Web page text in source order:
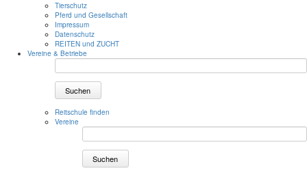
Tierschutz
Pferd und Gesellschaft
Impressum
Datenschutz
REITEN und ZUCHT
Vereine & Betriebe
Suchen
Reitschule finden
Vereine
Suchen